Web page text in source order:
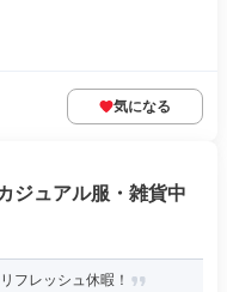
気になる
ジュアル服・雑貨中
フレッシュ休暇！